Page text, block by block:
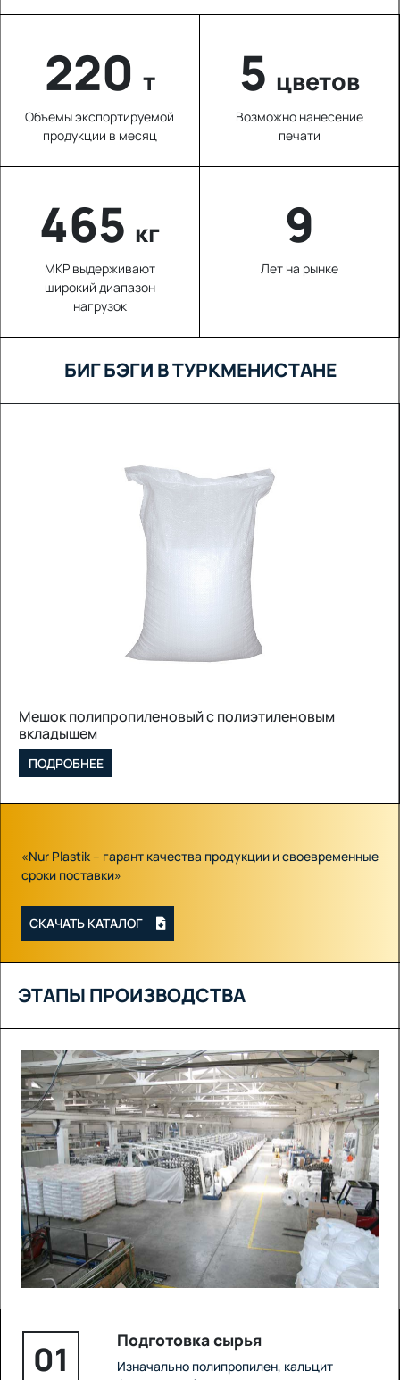
220 т
Объемы экспортируемой
продукции в месяц
5 цветов
Возможно нанесение
печати
647 кг
МКР выдерживают
широкий диапазон
нагрузок
9
Лет на рынке
БИГ БЭГИ В ТУРКМЕНИСТАНЕ
Полипропиленовый рукав
«Nur Plastik – гарант качества продукции и своевременные
сроки поставки»
СКАЧАТЬ КАТАЛОГ
ЭТАПЫ ПРОИЗВОДСТВА
01 Подготовка сырья
Изначально полипропилен, кальцит